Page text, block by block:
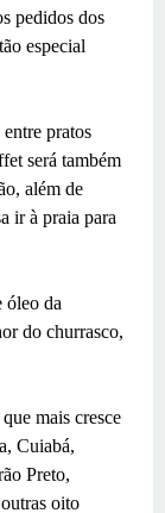
pedidos dos
especial
pratos
será também
além de
ir à praia para
óleo da
do churrasco,
que mais cresce
Cuiabá,
Preto,
oito